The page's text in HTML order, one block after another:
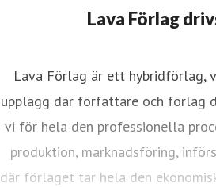
Lava Förlag
Lava Förlag är ett
upplägg där författare och förlag
vi för hela den professionella
produktion, marknadsföring,
där förlaget tar hela den